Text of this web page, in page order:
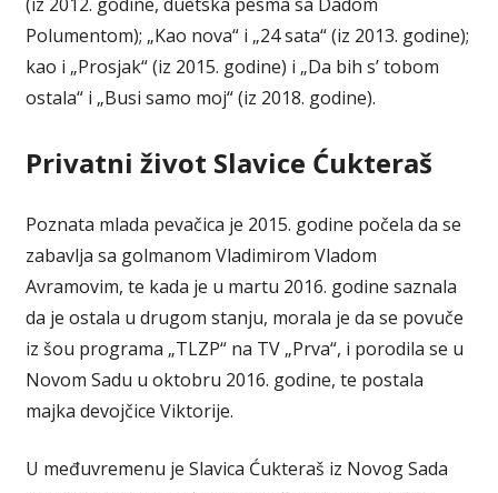
Polumentom); „Kao nova“ i „24 sata“ (iz 2013. godine);
kao i „Prosjak“ (iz 2015. godine) i „Da bih s’ tobom
ostala“ i „Busi samo moj“ (iz 2018. godine).
Privatni život Slavice Ćukteraš
Poznata mlada pevačica je 2015. godine počela da se
zabavlja sa golmanom Vladimirom Vladom
Avramovim, te kada je u martu 2016. godine saznala
da je ostala u drugom stanju, morala je da se povuče
iz šou programa „TLZP“ na TV „Prva“, i porodila se u
Novom Sadu u oktobru 2016. godine, te postala
majka devojčice Viktorije.
U međuvremenu je Slavica Ćukteraš iz Novog Sada